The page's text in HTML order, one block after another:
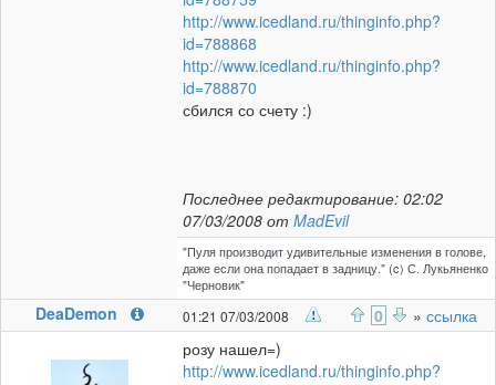
http://www.icedland.ru/thinginfo.php?
id=788868
http://www.icedland.ru/thinginfo.php?
id=788870
сбился со счету :)
Последнее редактирование: 02:02
07/03/2008 от MadEvil
"Пуля производит удивительные изменения в голове,
даже если она попадает в задницу." (c) С. Лукьяненко
"Черновик"
DeaDemon 01:21 07/03/2008 0 » ссылка
розу нашел=)
http://www.icedland.ru/thinginfo.php?